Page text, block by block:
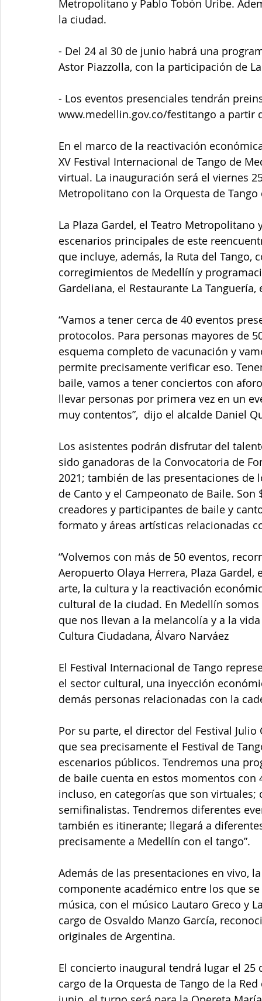
Metropolitano y Pablo Tobón Uribe.
la ciudad.
- Del 24 al 30 de junio habrá una
Astor Piazzolla, con la participación de
- Los eventos presenciales tendrán
www.medellin.gov.co/festitango a partir
En el marco de la reactivación
XV Festival Internacional de Tango de
virtual. La inauguración será el viernes
Metropolitano con la Orquesta de
La Plaza Gardel, el Teatro
escenarios principales de este
que incluye, además, la Ruta del
corregimientos de Medellín y
Gardeliana, el Restaurante La
“Vamos a tener cerca de 40 eventos
protocolos. Para personas mayores de
esquema completo de vacunación y
permite precisamente verificar eso.
baile, vamos a tener conciertos con
llevar personas por primera vez en un
muy contentos”,  dijo el alcalde Daniel
Los asistentes podrán disfrutar del
sido ganadoras de la Convocatoria de
2021; también de las presentaciones
de Canto y el Campeonato de Baile.
creadores y participantes de baile y
formato y áreas artísticas relacionadas
“Volvemos con más de 50 eventos,
Aeropuerto Olaya Herrera, Plaza
arte, la cultura y la reactivación
cultural de la ciudad. En Medellín
que nos llevan a la melancolía y a la
Cultura Ciudadana, Álvaro Narváez
El Festival Internacional de Tango
el sector cultural, una inyección
demás personas relacionadas con la
Por su parte, el director del Festival
que sea precisamente el Festival de
escenarios públicos. Tendremos una
de baile cuenta en estos momentos
incluso, en categorías que son
semifinalistas. Tendremos diferentes
también es itinerante; llegará a
precisamente a Medellín con el tango”.
Además de las presentaciones en vivo,
componente académico entre los que
música, con el músico Lautaro Greco y
cargo de Osvaldo Manzo García,
originales de Argentina.
El concierto inaugural tendrá lugar el
cargo de la Orquesta de Tango de la